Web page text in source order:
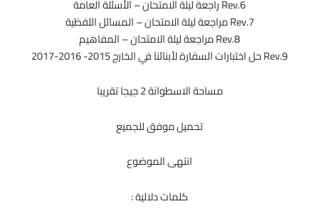
Rev.6 راجعة ليلة الامتحان – الأسئلة العامة
Rev.7 مراجعة ليلة الامتحان – المسائل اللفظية
Rev.8 مراجعة ليلة الامتحان – المفاهيم
Rev.9 حل اختبارات السفارة لأبنائنا في الخارج 2015- 2016-2017
مساحة الاسطوانة 2 جيجا تقريبا
تحميل موفق للجميع
انتهى الموضوع
كلمات دلالية :